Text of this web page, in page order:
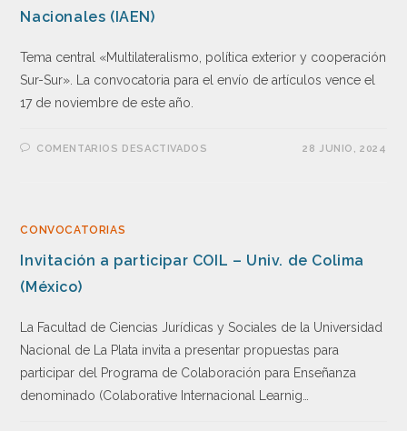
Nacionales (IAEN)
Tema central «Multilateralismo, política exterior y cooperación
Sur-Sur». La convocatoria para el envío de artículos vence el
17 de noviembre de este año.
COMENTARIOS DESACTIVADOS 28 JUNIO, 2024
CONVOCATORIAS
Invitación a participar COIL – Univ. de Colima
(México)
La Facultad de Ciencias Jurídicas y Sociales de la Universidad
Nacional de La Plata invita a presentar propuestas para
participar del Programa de Colaboración para Enseñanza
denominado (Colaborative Internacional Learnig…